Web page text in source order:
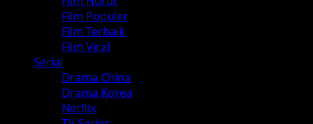
Film Populer
Film Terbaik
Film Viral
Serial
Drama China
Drama Korea
Netflix